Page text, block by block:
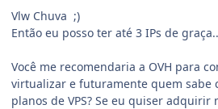
Vlw Chuva ;)
Então eu posso ter até 3 IPs de
Você me recomendaria a OVH para
virtualizar e futuramente quem sabe
planos de VPS? Se eu quiser adquirir